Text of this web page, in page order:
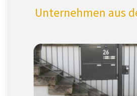
Unternehmen aus